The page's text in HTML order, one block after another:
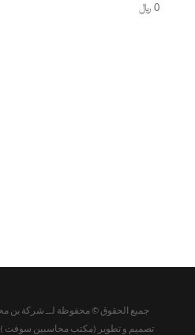
0 ﷼
تصميم و تطوير (مكتب محاسبين سوفت )